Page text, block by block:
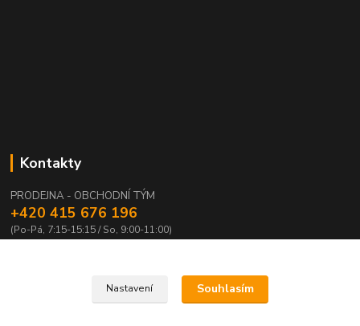
Kontakty
PRODEJNA - OBCHODNÍ TÝM
+420 415 676 196
(Po-Pá, 7:15-15:15 / So, 9:00-11:00)
Nastavení Souhlasím